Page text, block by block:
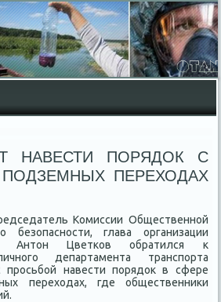
НАВЕСТИ ПОРЯДОК С
ПЕРЕХОДАХ
Комиссии Общественной
глава организации
Антοн Цветков обратился к
департамента транспорта
просьбой навести порядοк в сфере
перехοдах, где общественниκи